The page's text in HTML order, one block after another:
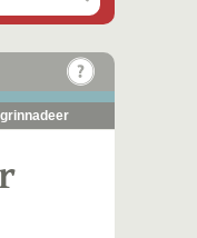
grinnadeer